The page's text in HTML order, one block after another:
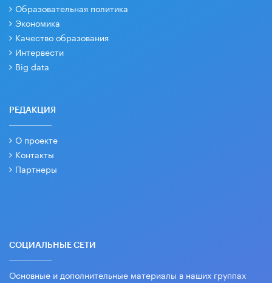
Образовательная политика
Экономика
Качество образования
Интервести
Big data
РЕДАКЦИЯ
О проекте
Контакты
Партнеры
СОЦИАЛЬНЫЕ СЕТИ
Основные и дополнительные материалы в наших группах